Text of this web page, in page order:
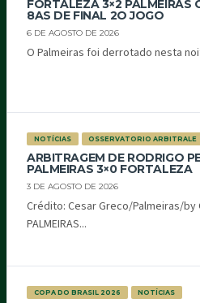
FORTALEZA 3×2 PALMEIRAS
8AS DE FINAL 2O JOGO
6 DE AGOSTO DE 2026
O Palmeiras foi derrotado nesta
NOTÍCIAS OSSERVATORIO ARBITRALE
ARBITRAGEM DE RODRIGO
PALMEIRAS 3×0 FORTALEZA
3 DE AGOSTO DE 2026
Crédito: Cesar Greco/Palmeiras/by
PALMEIRAS...
COPA DO BRASIL 2026 NOTÍCIAS